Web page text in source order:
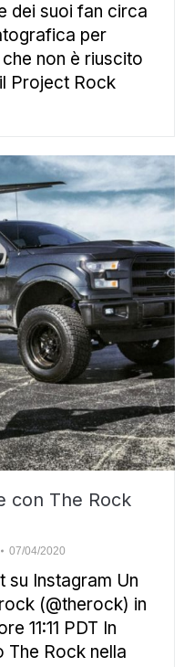
dei suoi fan circa
per
non è riuscito
Project Rock
con The Rock
07/04/2020
su Instagram Un
(@therock) in
11:11 PDT In
The Rock nella